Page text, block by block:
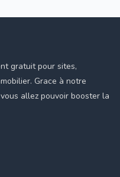
gratuit pour sites,
Grace à notre
allez pouvoir booster la